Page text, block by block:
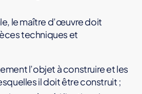
le maître d’œuvre doit
techniques et
l’objet à construire et les
il doit être construit ;